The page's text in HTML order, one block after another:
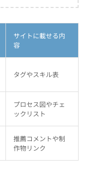
サイトに載せる内
容
タグやスキル表
プロセス図やチェ
ックリスト
推薦コメントや制
作物リンク